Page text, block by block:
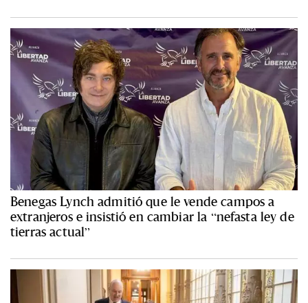
Benegas Lynch admitió que le vende campos a
extranjeros e insistió en cambiar la “nefasta ley de
tierras actual”